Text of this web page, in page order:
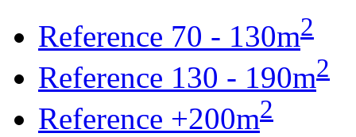
Reference 70 - 130m2
Reference 130 - 190m2
Reference +200m2